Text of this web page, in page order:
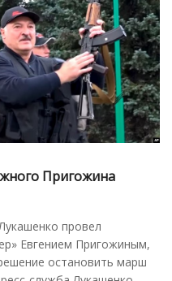
Пригожина
провел
Евгением Пригожиным,
остановить марш